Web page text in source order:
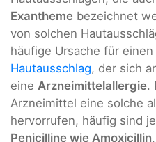
Exantheme bezeichnet
von solchen
häufige Ursache für
Hautausschlag, der sich
eine Arzneimittelallergie.
Arzneimittel eine solche
hervorrufen, häufig sind
Penicilline wie Amoxicillin